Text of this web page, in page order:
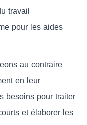
travail
pour les aides
au contraire
en leur
besoins pour traiter
et élaborer les